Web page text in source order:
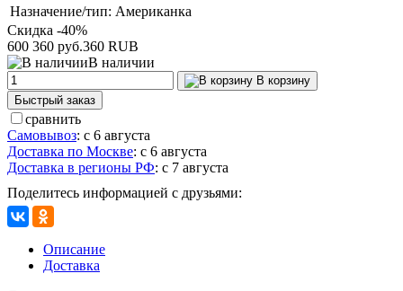
Назначение/тип: Американка
Скидка -40%
600 360 руб.360 RUB
В наличии
В корзину
Быстрый заказ
сравнить
Самовывоз: с 6 августа
Доставка по Москве: с 6 августа
Доставка в регионы РФ: с 7 августа
Поделитесь информацией с друзьями:
Описание
Доставка